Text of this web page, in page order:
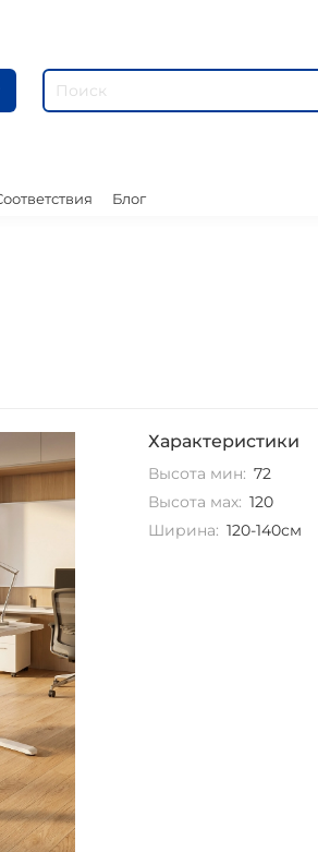
Блог
Характеристики
Высота мин: 72
Высота мах: 120
Ширина: 120-140см